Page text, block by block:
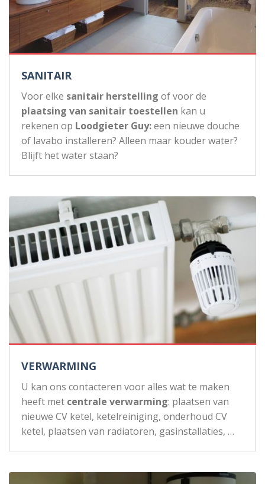
SANITAIR
Voor elke sanitair herstelling of voor de
plaatsing van sanitair toestellen kan u
rekenen op Loodgieter Guy:een nieuwe douche
of lavabo installeren? Alleen maar kouder water?
Blijft het water staan?
VERWARMING
U kan ons contacteren voor alles wat te maken
heeft met centrale verwarming: plaatsen van
nieuwe CV ketel, ketelreiniging, onderhoud CV
ketel, plaatsen van radiatoren, gasinstallaties, …